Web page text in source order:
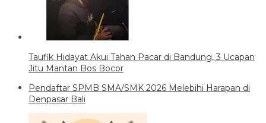
Taufik Hidayat Akui Tahan Pacar di Bandung, 3 Ucapan
Jitu Mantan Bos Bocor
Pendaftar SPMB SMA/SMK 2026 Melebihi Harapan di
Denpasar Bali